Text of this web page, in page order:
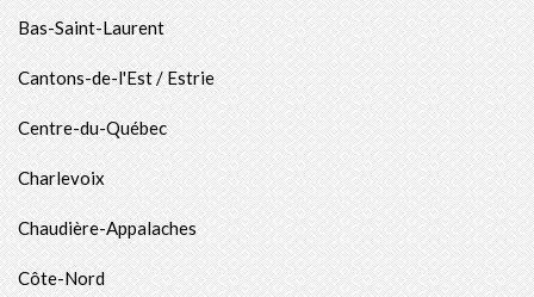
Bas-Saint-Laurent
Cantons-de-l'Est / Estrie
Centre-du-Québec
Charlevoix
Chaudière-Appalaches
Côte-Nord